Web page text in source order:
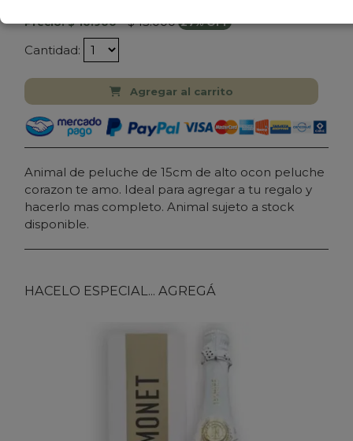
Precio: $ 10.900-$ 15.000 27% OFF
Cantidad:
Agregar al carrito
Animal de peluche de 15cm de alto ocon peluche
corazon te amo. Ideal para agregar a tu regalo y
hacerlo mas completo. Animal sujeto a stock
disponible.
HACELO ESPECIAL... AGREGÁ